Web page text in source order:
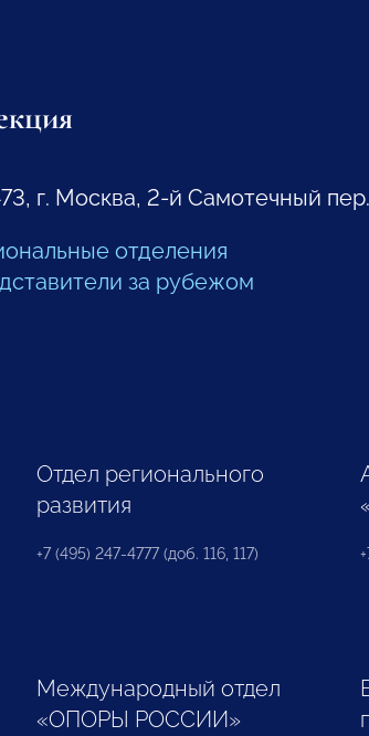
г. Москва, 2-й Самотечный
отделения
за рубежом
Отдел регионального
развития
+7 (495) 247-4777 (доб. 116, 117)
Международный отдел
«ОПОРЫ РОССИИ»